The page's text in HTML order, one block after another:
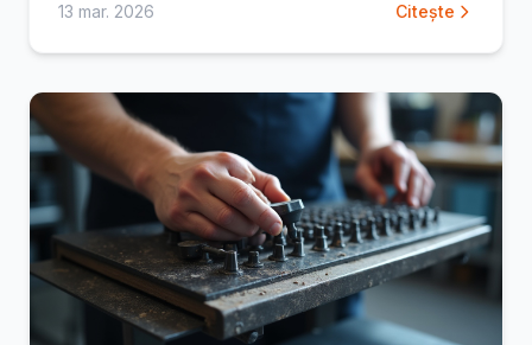
13 mar. 2026
Citește